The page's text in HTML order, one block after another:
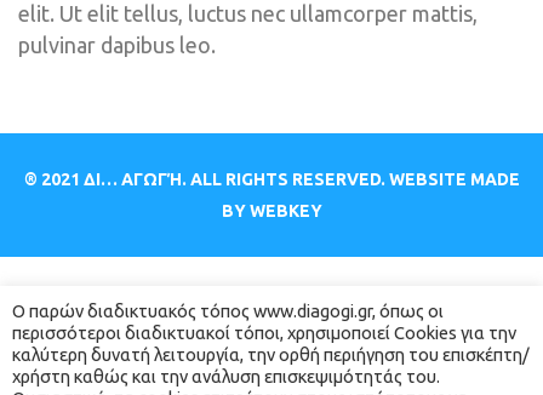
elit. Ut elit tellus, luctus nec ullamcorper mattis,
pulvinar dapibus leo.
® 2021 ΔΙ… ΑΓΩΓΉ. ALL RIGHTS RESERVED. WEBSITE MADE
BY WEBKEY
Ο παρών διαδικτυακός τόπος www.diagogi.gr, όπως οι
περισσότεροι διαδικτυακοί τόποι, χρησιμοποιεί Cookies για την
καλύτερη δυνατή λειτουργία, την ορθή περιήγηση του επισκέπτη/
χρήστη καθώς και την ανάλυση επισκεψιμότητάς του.